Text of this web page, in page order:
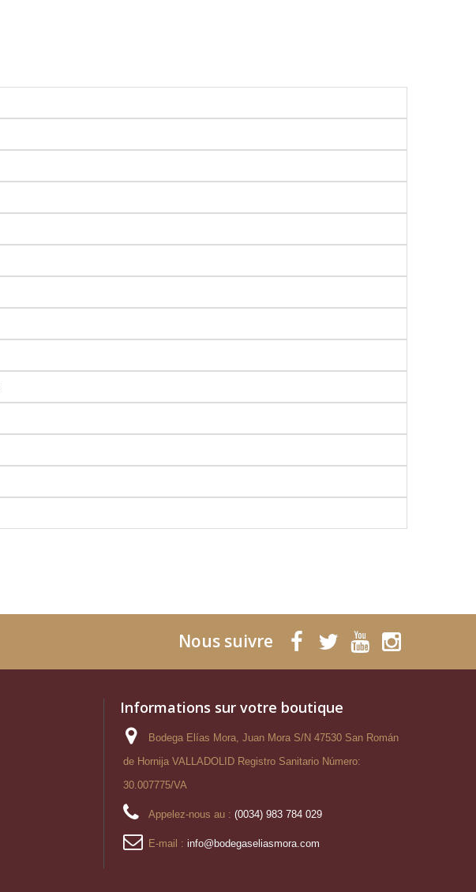
Nous suivre
Informations sur votre boutique
Bodega Elías Mora, Juan Mora S/N 47530 San Román
de Hornija VALLADOLID Registro Sanitario Número:
30.007775/VA
Appelez-nous au : (0034) 983 784 029
E-mail : info@bodegaseliasmora.com